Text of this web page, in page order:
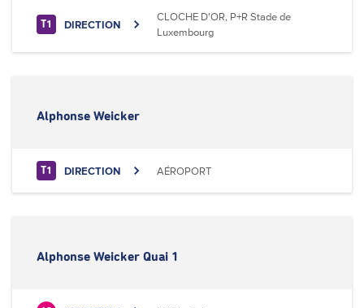
T1 DIRECTION
CLOCHE D'OR, P+R Stade de
Luxembourg
Alphonse Weicker
T1 DIRECTION AÉROPORT
Alphonse Weicker Quai 1